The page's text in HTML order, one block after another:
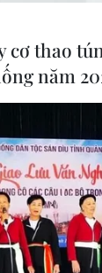
cơ thao
năm